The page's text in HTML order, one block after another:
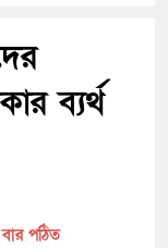
ব্যর্থ
পঠিত